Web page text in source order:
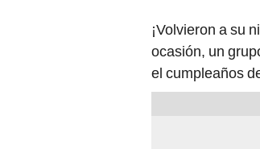
¡Volvieron a su
ocasión, un
el cumpleaños